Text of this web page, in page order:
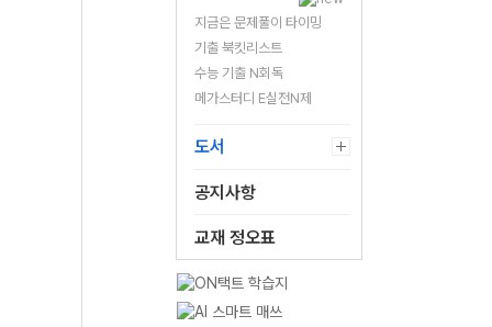
지금은 문제풀이 타이밍
기출 북킷리스트
수능 기출 N회독
메가스터디 E실전N제
도서
공지사항
교재 정오표